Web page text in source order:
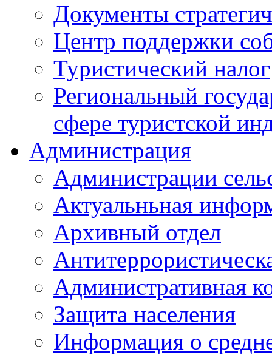
Документы
Центр поддержки
Туристический налог
Региональный
сфере туристской
Администрация
Администрации
Актуальньная
Архивный отдел
Административная
Защита населения
Информация о